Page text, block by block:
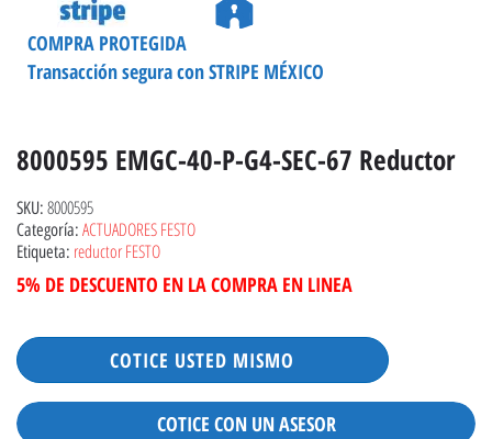
Transacción segura con STRIPE MÉXICO
COMPRA PROTEGIDA
8000595 EMGC-40-P-G4-SEC-67 Reductor
SKU: 8000595
Categoría: ACTUADORES FESTO
Etiqueta: reductor FESTO
5% DE DESCUENTO EN LA COMPRA EN LINEA
COTICE USTED MISMO
COTICE CON UN ASESOR